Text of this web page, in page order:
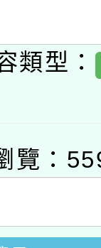
學軟體
函釋公
節水達
系列
藝術
類型：
覽：